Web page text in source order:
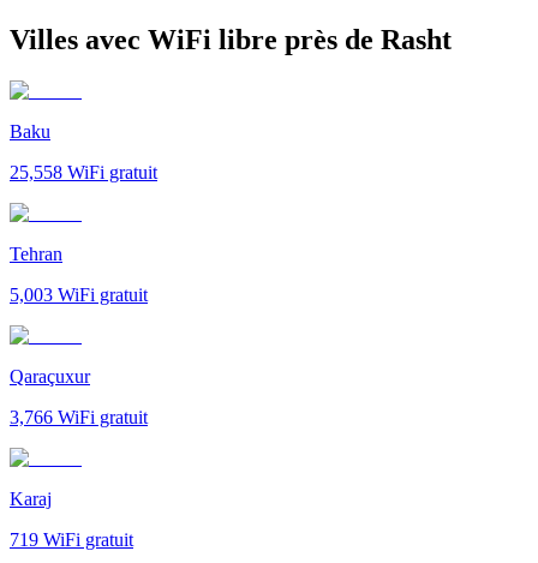
Villes avec WiFi libre près de Rasht
Baku
25,558 WiFi gratuit
Tehran
5,003 WiFi gratuit
Qaraçuxur
3,766 WiFi gratuit
Karaj
719 WiFi gratuit